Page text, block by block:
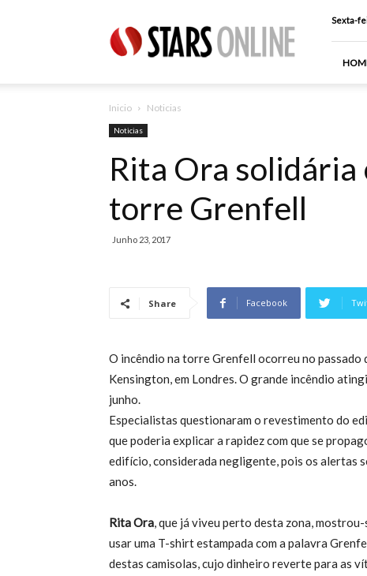
Online
Sexta-
Inicio Noticias
Noticias
Rita Ora solidária
torre Grenfell
Junho 23, 2017
Share Facebook
O incêndio na torre Grenfell ocorreu no passado
Kensington, em Londres. O grande incêndio
junho.
Especialistas questionaram o revestimento do
que poderia explicar a rapidez com que se
edifício, considerada negligente, pois os alertas
anos.
Rita Ora, que já viveu perto desta zona,
usar uma T-shirt estampada com a palavra
destas camisolas, cujo dinheiro reverte para as